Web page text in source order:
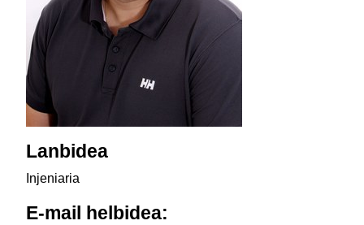
Lanbidea
Injeniaria
E-mail helbidea: